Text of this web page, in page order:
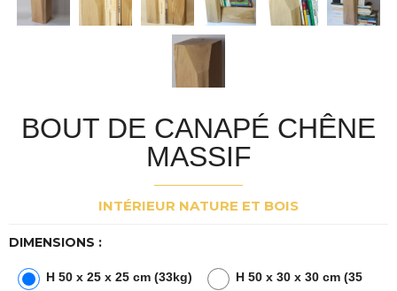
BOUT DE CANAPÉ CHÊNE
MASSIF
INTÉRIEUR NATURE ET BOIS
DIMENSIONS :
H 50 x 25 x 25 cm (33kg)
H 50 x 30 x 30 cm (35